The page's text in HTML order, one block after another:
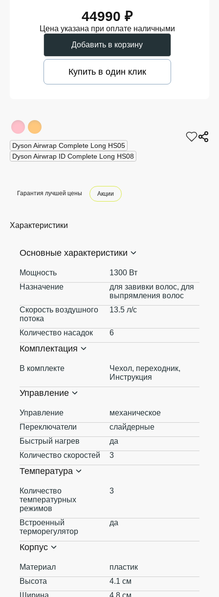
44990 ₽
Цена указана при оплате наличными
Добавить в корзину
Купить в один клик
Dyson Airwrap Complete Long HS05
Dyson Airwrap ID Complete Long HS08
Гарантия лучшей цены Акции
Характеристики
Основные характеристики
Мощность
1300 Вт
Назначение
для завивки волос, для
выпрямления волос
Скорость воздушного
потока
13.5 л/с
Количество насадок 6
Комплектация
В комплекте
Чехол, переходник,
Инструкция
Управление
Управление
механическое
Переключатели
слайдерные
Быстрый нагрев
да
Количество скоростей
3
Температура
Количество
температурных
режимов
3
Встроенный
терморегулятор
да
Корпус
Материал
пластик
Высота
4.1 см
Ширина
4.8 см